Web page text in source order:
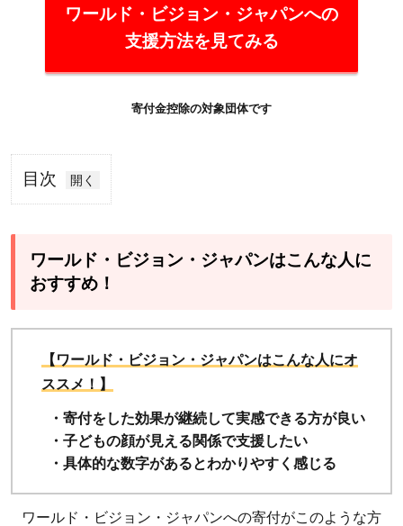
ワールド・ビジョン・ジャパンへの
支援方法を見てみる
寄付金控除の対象団体です
目次
1
ル
ド・
ョ
ン・
ジャ
パン
はこ
んな
人に
おす
す
ワールド・ビジョン・ジャパンはこんな人に
おすすめ！
【ワールド・ビジョン・ジャパンはこんな人にオ
ススメ！】
・寄付をした効果が継続して実感できる方が良い
・子どもの顔が見える関係で支援したい
・具体的な数字があるとわかりやすく感じる
ワールド・ビジョン・ジャパンへの寄付がこのような方